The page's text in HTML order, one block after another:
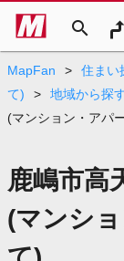
search
MapFan > 住まい
て)
> 地域から探
(マンション・アパ
鹿嶋市高
(マンシ